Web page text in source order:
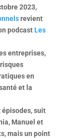
2023,
revient
podcast Les
entreprises,
en
et la
épisodes, suit
Manuel et
mais un point